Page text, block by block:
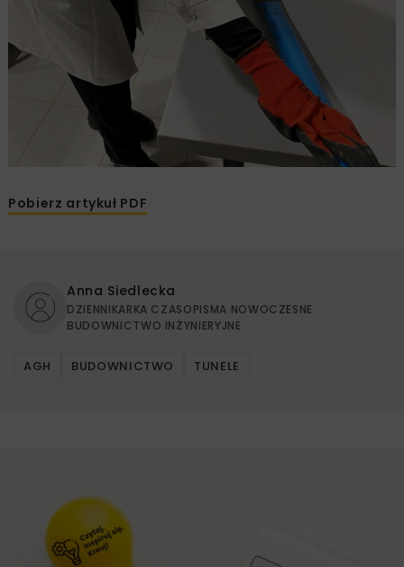
Pobierz artykuł PDF
Anna Siedlecka
DZIENNIKARKA CZASOPISMA NOWOCZESNE
BUDOWNICTWO INŻYNIERYJNE
AGH BUDOWNICTWO TUNELE